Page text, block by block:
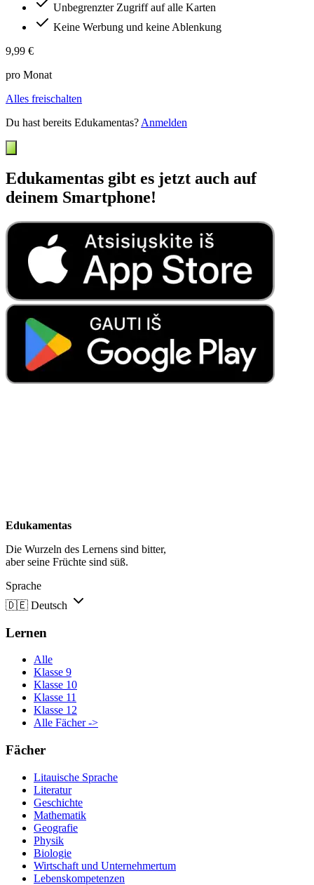
Unbegrenzter Zugriff auf alle Karten
Keine Werbung und keine Ablenkung
9,99 €
pro Monat
Alles freischalten
Du hast bereits Edukamentas? Anmelden
Edukamentas gibt es jetzt auch auf
deinem Smartphone!
Edukamentas
Die Wurzeln des Lernens sind bitter,
aber seine Früchte sind süß.
Sprache
🇩🇪 Deutsch
Lernen
Alle
Klasse 9
Klasse 10
Klasse 11
Klasse 12
Alle Fächer ->
Fächer
Litauische Sprache
Literatur
Geschichte
Mathematik
Geografie
Physik
Biologie
Wirtschaft und Unternehmertum
Lebenskompetenzen